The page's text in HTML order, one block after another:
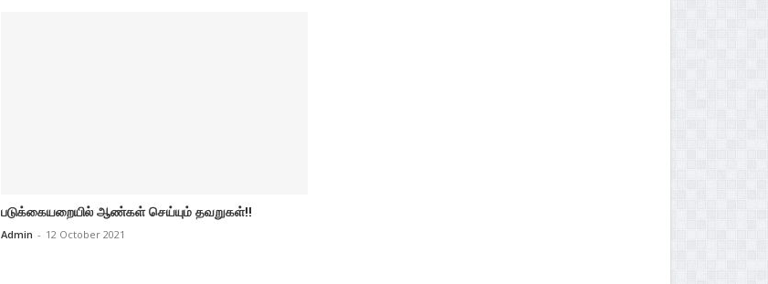
படுக்கையறையில் ஆண்கள் செய்யும் தவறுகள்!!
Admin - 12 October 2021